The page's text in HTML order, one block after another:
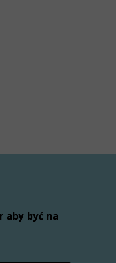
aby być na